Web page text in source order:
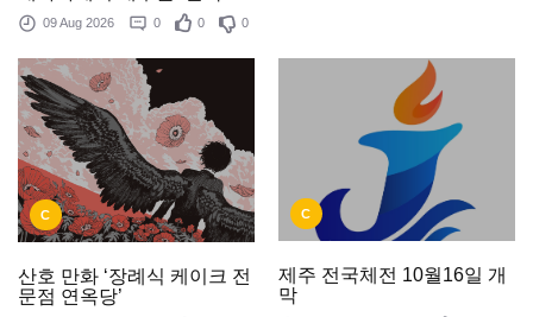
09 Aug 2026 0 0 0
C
산호 만화 ‘장례식 케이크 전
문점 연옥당’
C
제주 전국체전 10월16일 개
막